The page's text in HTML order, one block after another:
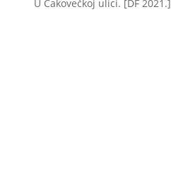
U Čakovečkoj ulici. [DF 2021.]